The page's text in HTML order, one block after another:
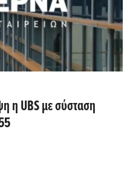
η UBS με σύσταση